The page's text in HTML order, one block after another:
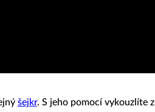
šejkr. S jeho pomocí vykouzlíte z